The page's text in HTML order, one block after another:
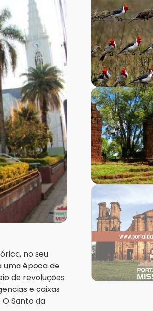
no seu
uma época de
de revoluções
e caixas
Santo da